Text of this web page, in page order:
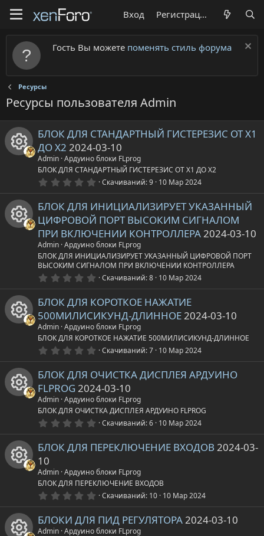
Вход Регистрация
Гость Вы можете поменять стиль форума
Ресурсы
Ресурсы пользователя Admin
к
о
а
р
с
у
с
а
БЛОК ДЛЯ СТАНДАРТНЫЙ ГИСТЕРЕЗИС ОТ X1
ДО X2 2024-03-10
Admin Ардуино блоки FLprog
БЛОК ДЛЯ СТАНДАРТНЫЙ ГИСТЕРЕЗИС ОТ X1 ДО X2
0
0
з
в
ё
з
д
Скачиваний 9 10 Мар 2024
о
н
а
р
с
у
с
БЛОК ДЛЯ ИНИЦИАЛИЗИРУЕТ УКАЗАННЫЙ
ЦИФРОВОЙ ПОРТ ВЫСОКИМ СИГНАЛОМ
ПРИ ВКЛЮЧЕНИИ КОНТРОЛЛЕРА2024-03-10
Admin Ардуино блоки FLprog
БЛОК ДЛЯ ИНИЦИАЛИЗИРУЕТ УКАЗАННЫЙ ЦИФРОВОЙ ПОРТ
ВЫСОКИМ СИГНАЛОМ ПРИ ВКЛЮЧЕНИИ КОНТРОЛЛЕРА
0
0
з
в
ё
з
д
Скачиваний 8 10 Мар 2024
к
о
к
а
е
БЛОК ДЛЯ КОРОТКОЕ НАЖАТИЕ
500МИЛИСИКУНД-ДЛИННОЕ2024-03-10
Admin Ардуино блоки FLprog
БЛОК ДЛЯ КОРОТКОЕ НАЖАТИЕ 500МИЛИСИКУНД-ДЛИННОЕ
0
0
з
в
ё
з
д
Скачиваний 7 10 Мар 2024
к
о
к
БЛОК ДЛЯ ОЧИСТКА ДИСПЛЕЯ АРДУИНО
FLPROG2024-03-10
Admin Ардуино блоки FLprog
БЛОК ДЛЯ ОЧИСТКА ДИСПЛЕЯ АРДУИНО FLPROG
0
0
ё
з
д
Скачиваний 6 10 Мар 2024
к
БЛОК ДЛЯ ПЕРЕКЛЮЧЕНИЕ ВХОДОВ 2024-03-
10
Admin Ардуино блоки FLprog
БЛОК ДЛЯ ПЕРЕКЛЮЧЕНИЕ ВХОДОВ
0
0
з
Скачиваний 10 10 Мар 2024
БЛОКИ ДЛЯ ПИД РЕГУЛЯТОРА2024-03-10
Admin Ардуино блоки FLprog